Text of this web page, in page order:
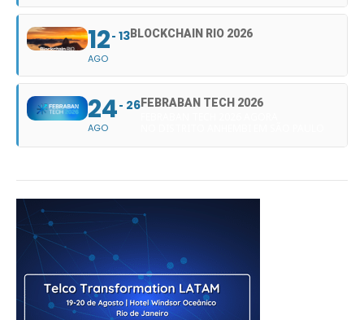
12
AGO
13BLOCKCHAIN RIO 2026
24
AGO
26FEBRABAN TECH 2026